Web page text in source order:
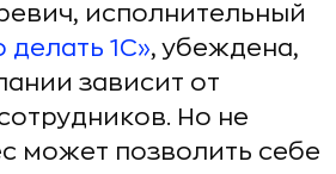
исполнительный
делать 1С», убеждена,
зависит от
Но не
может позволить себе